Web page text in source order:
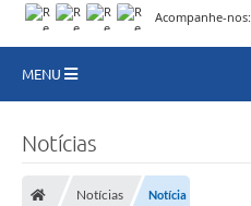
Acompanhe-nos:
MENU
Notícias
Notícias Notícia